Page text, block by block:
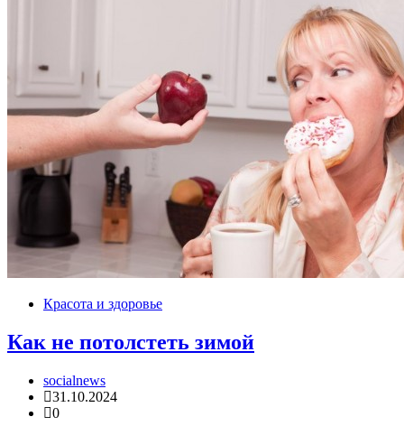
Красота и здоровье
Как не потолстеть зимой
socialnews
31.10.2024
0